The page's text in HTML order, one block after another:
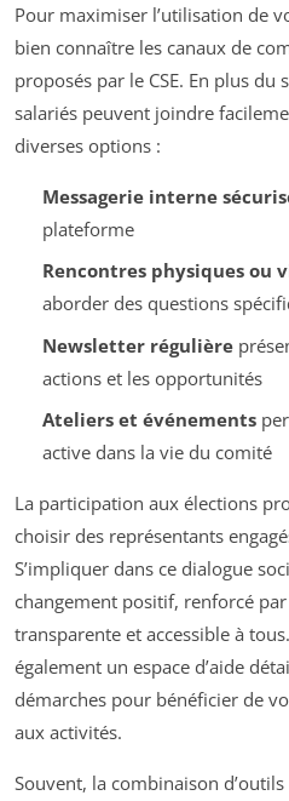
Pour maximiser l’utilisation de
bien connaître les canaux de
proposés par le CSE. En plus du
salariés peuvent joindre
diverses options :
Messagerie interne
plateforme
Rencontres physiques ou
aborder des questions
Newsletter régulière
actions et les opportunités
Ateliers et événements
active dans la vie du comité
La participation aux élections
choisir des représentants
S’impliquer dans ce dialogue
changement positif, renforcé
transparente et accessible à
également un espace d’aide
démarches pour bénéficier de
aux activités.
Souvent, la combinaison